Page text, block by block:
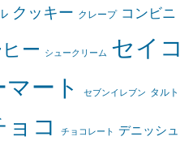
クッキー クレープ コンビニ
ー
シュークリーム セイコ
マート
セブンイレブン タルト
ョコ チョコレート デニッシュ